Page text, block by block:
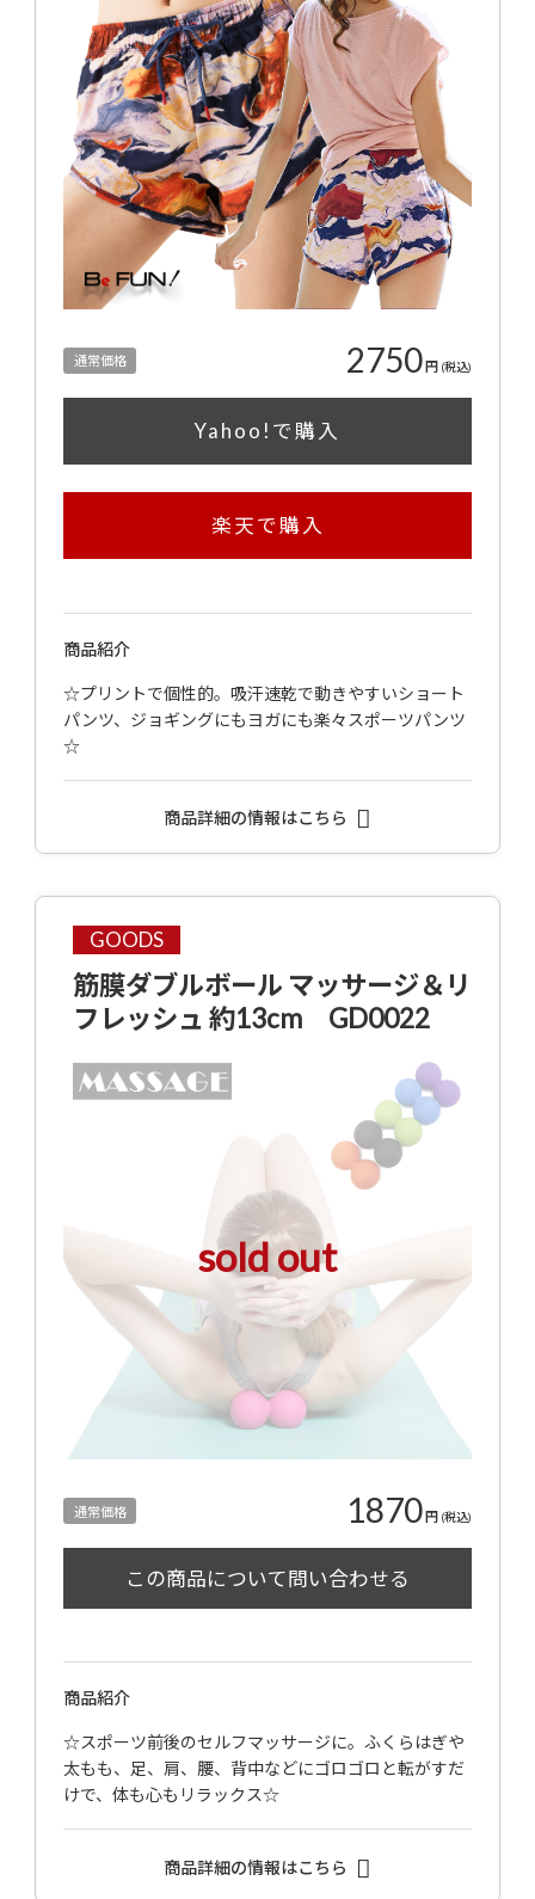
通常価格 2750円 (税込)
Yahoo!で購入
楽天で購入
商品紹介
☆プリントで個性的。吸汗速乾で動きやすいショート
パンツ、ジョギングにもヨガにも楽々スポーツパンツ
☆
商品詳細の情報はこちら
GOODS
筋膜ダブルボール マッサージ＆リ
フレッシュ 約13cm GD0022
sold out
通常価格 1870円 (税込)
商品紹介
☆スポーツ前後のセルフマッサージに。ふくらはぎや
太もも、足、肩、腰、背中などにゴロゴロと転がすだ
けで、体も心もリラックス☆
商品詳細の情報はこちら